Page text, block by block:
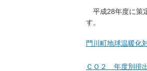
平成28年度に策
す。
門川町地球温暖化
ＣＯ２ 年度別排